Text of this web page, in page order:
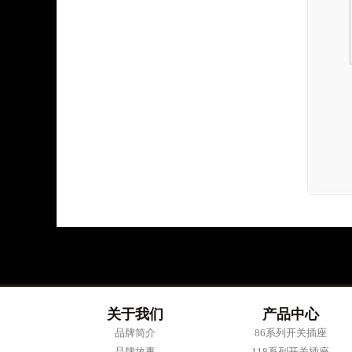
关于我们
品牌简介
产品中心
86系列开关插座